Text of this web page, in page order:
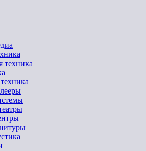
техника